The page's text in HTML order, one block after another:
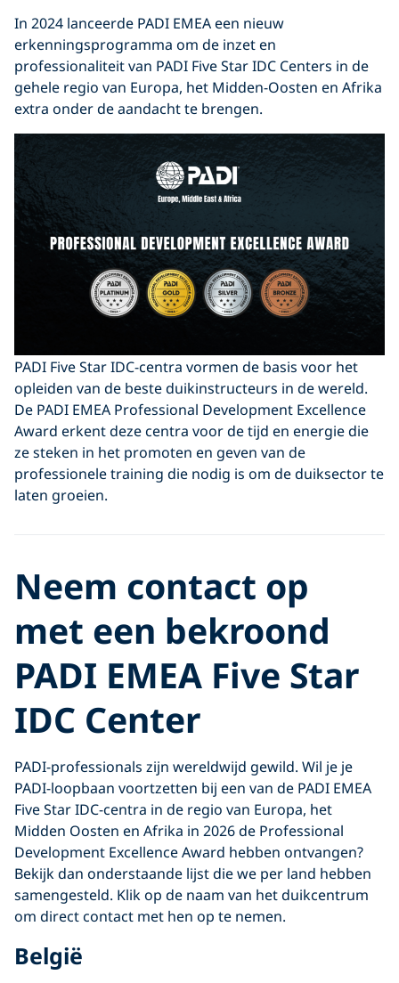
In 2024 lanceerde PADI EMEA een nieuw
erkenningsprogramma om de inzet en
professionaliteit van PADI Five Star IDC Centers in de
gehele regio van Europa, het Midden-Oosten en Afrika
extra onder de aandacht te brengen.
PADI Five Star IDC-centra vormen de basis voor het
opleiden van de beste duikinstructeurs in de wereld.
De PADI EMEA Professional Development Excellence
Award erkent deze centra voor de tijd en energie die
ze steken in het promoten en geven van de
professionele training die nodig is om de duiksector te
laten groeien.
Neem contact op
met een bekroond
PADI EMEA Five Star
IDC Center
PADI-professionals zijn wereldwijd gewild. Wil je je
PADI-loopbaan voortzetten bij een van de PADI EMEA
Five Star IDC-centra in de regio van Europa, het
Midden Oosten en Afrika in 2026 de Professional
Development Excellence Award hebben ontvangen?
Bekijk dan onderstaande lijst die we per land hebben
samengesteld. Klik op de naam van het duikcentrum
om direct contact met hen op te nemen.
België